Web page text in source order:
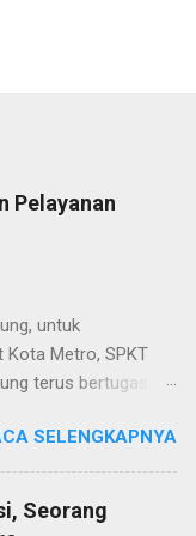
Pelayanan
untuk
Kota Metro, SPKT
terus bertugas
pelayanan SKCK dan
jari secara terpadu
(06/01/2025) Dalam
kepolisian, SPKT
SELENGKAPNYA
Seorang